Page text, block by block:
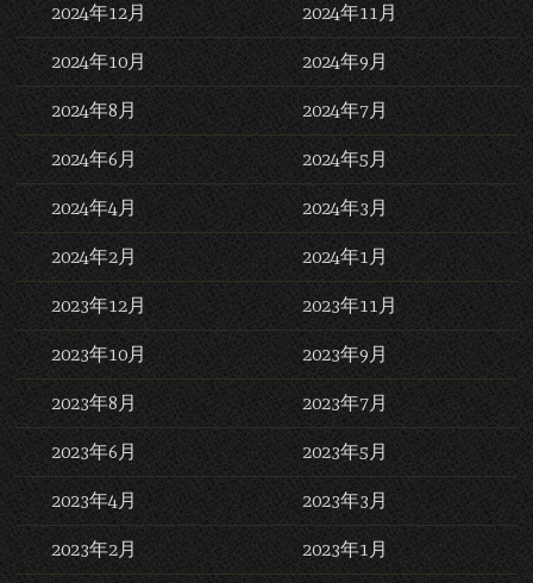
2024年12月 2024年11月
2024年10月 2024年9月
2024年8月 2024年7月
2024年6月 2024年5月
2024年4月 2024年3月
2024年2月 2024年1月
2023年12月 2023年11月
2023年10月 2023年9月
2023年8月 2023年7月
2023年6月 2023年5月
2023年4月 2023年3月
2023年2月 2023年1月